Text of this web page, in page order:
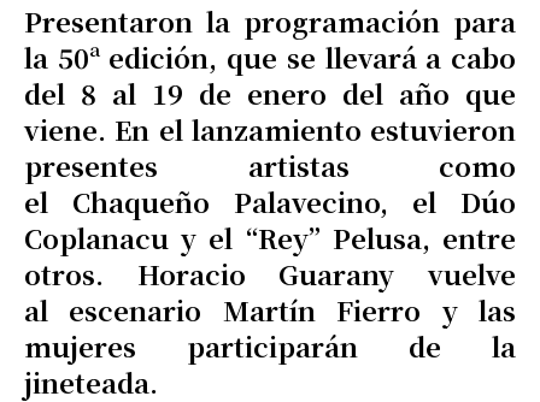
Presentaron la programación para
la 50ª edición, que se llevará a cabo
del 8 al 19 de enero del año que
viene. En el lanzamiento estuvieron
presentes artistas como
el Chaqueño Palavecino, el Dúo
Coplanacu y el “Rey” Pelusa, entre
otros. Horacio Guarany vuelve
al escenario Martín Fierro y las
mujeres participarán de la
jineteada.